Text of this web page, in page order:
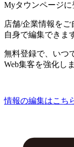
Myタウンページに
店舗/企業情報を
自身で編集できま
無料登録で、いつ
Web集客を強化し
情報の編集はこち